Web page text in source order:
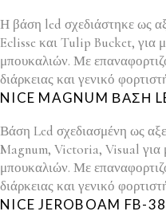
Η βάση led σχεδιάστηκε ως
Eclisse και Tulip Bucket, για
μπουκαλιών. Με
διάρκειας και γενικό
NICE MAGNUM ΒΑΣΗ
Βάση Led σχεδιασμένη ως
Magnum, Victoria, Visual για
μπουκαλιών. Με
διάρκειας και γενικό
NICE JEROBOAM FB-